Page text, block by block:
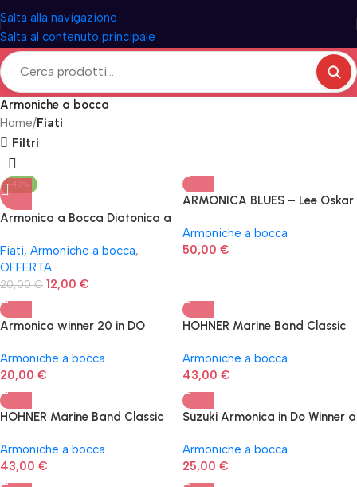
Salta alla navigazione
Salta al contenuto principale
Armoniche a bocca
Home Fiati
Filtri
-40%
Armonica a Bocca Diatonica a
DAYS SUZUKI
Fiati, Armoniche a bocca,
OFFERTA
20,00€ 12,00 €
ARMONICA BLUES – Lee Oskar
La) 20 Voci
Armoniche a bocca
50,00 €
Armonica winner 20 in DO
Armoniche a bocca
20,00 €
HOHNER Marine Band Classic
Armoniche a bocca
43,00 €
HOHNER Marine Band Classic
Armoniche a bocca
43,00 €
Suzuki Armonica in Do Winner a
Armoniche a bocca
25,00 €